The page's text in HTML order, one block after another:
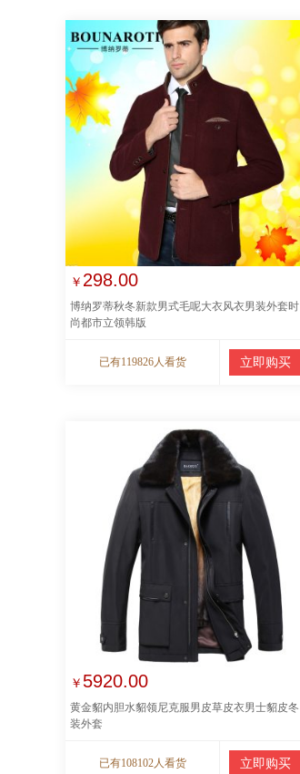
￥ 298.00
博纳罗蒂秋冬新款男式毛呢大衣风衣男装外套时
尚都市立领韩版
已有119826人看货 立即购买
￥ 5920.00
黄金貂内胆水貂领尼克服男皮草皮衣男士貂皮冬
装外套
已有108102人看货 立即购买